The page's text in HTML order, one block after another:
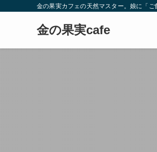
金の果実カフェの天然マスター。娘に「
金の果実cafe